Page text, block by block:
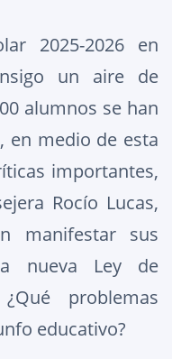
2025-2026 en
un aire de
alumnos se han
en medio de esta
importantes,
Rocío Lucas,
manifestar sus
nueva Ley de
problemas
educativo?